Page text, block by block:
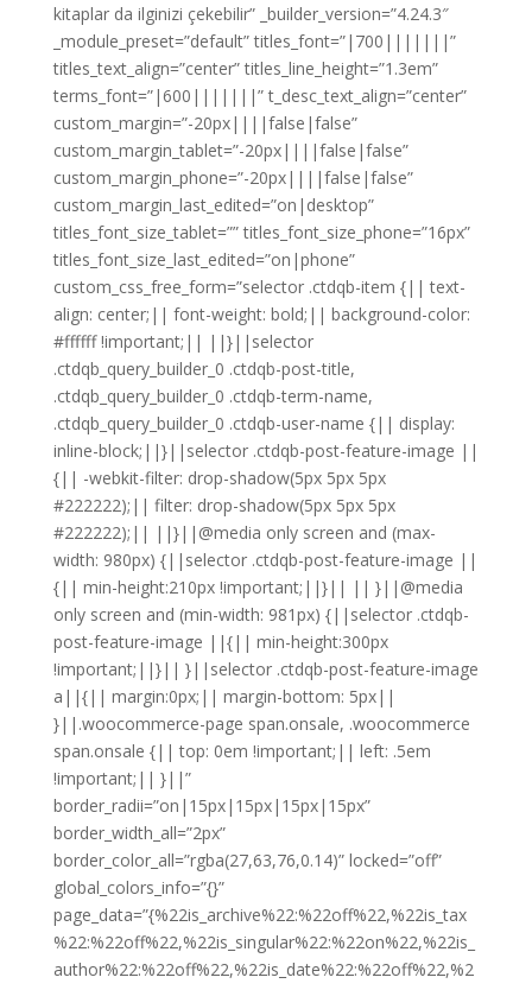
kitaplar da ilginizi çekebilir” _builder_version=”4.24.3″
_module_preset=”default” titles_font=”|700|||||||”
titles_text_align=”center” titles_line_height=”1.3em”
terms_font=”|600|||||||” t_desc_text_align=”center”
custom_margin=”-20px||||false|false”
custom_margin_tablet=”-20px||||false|false”
custom_margin_phone=”-20px||||false|false”
custom_margin_last_edited=”on|desktop”
titles_font_size_tablet=”” titles_font_size_phone=”16px”
titles_font_size_last_edited=”on|phone”
custom_css_free_form=”selector .ctdqb-item {|| text-
align: center;|| font-weight: bold;|| background-color:
#ffffff !important;|| ||}||selector
.ctdqb_query_builder_0 .ctdqb-post-title,
.ctdqb_query_builder_0 .ctdqb-term-name,
.ctdqb_query_builder_0 .ctdqb-user-name {|| display:
inline-block;||}||selector .ctdqb-post-feature-image ||
{|| -webkit-filter: drop-shadow(5px 5px 5px
#222222);|| filter: drop-shadow(5px 5px 5px
#222222);|| ||}||@media only screen and (max-
width: 980px) {||selector .ctdqb-post-feature-image ||
{|| min-height:210px !important;||}|| || }||@media
only screen and (min-width: 981px) {||selector .ctdqb-
post-feature-image ||{|| min-height:300px
!important;||}|| }||selector .ctdqb-post-feature-image
a||{|| margin:0px;|| margin-bottom: 5px||
}||.woocommerce-page span.onsale, .woocommerce
span.onsale {|| top: 0em !important;|| left: .5em
!important;|| }||”
border_radii=”on|15px|15px|15px|15px”
border_width_all=”2px”
border_color_all=”rgba(27,63,76,0.14)” locked=”off”
global_colors_info=”{}”
page_data=”{%22is_archive%22:%22off%22,%22is_tax
%22:%22off%22,%22is_singular%22:%22on%22,%22is_
author%22:%22off%22,%22is_date%22:%22off%22,%2